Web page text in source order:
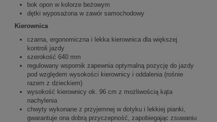
bok opon w kolorze beżowym
dętki wyposażona w zawór samochodowy
Kierownica
czarna, ergonomiczna i lekka kierownica dla większej
kontroli jazdy
szerokość 640 mm
regulowany wspornik zapewnia optymalną pozycję do jazdy
pod względem wysokości kierownicy i oddalenia (rośnie
razem z dzieckiem)
wysokość kierownicy ok. 96 cm z możliwością kąta
nachylenia
chwyty wykonane z przyjemnej w dotyku i lekkiej pianki,
gwarantuje ona dobrą przyczepność, zapobiegając zsuwaniu